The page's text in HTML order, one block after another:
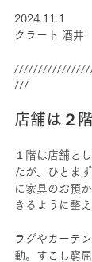
2024.11.1
クラート 酒井
///
店舗は２
１階は店舗と
たが、ひとま
に家具のお預
きるように整え
ラグやカーテ
動。すこし窮